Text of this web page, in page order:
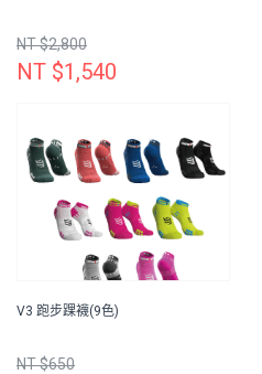
NT $2,800
NT $1,540
V3 跑步踝襪(9色)
NT $650